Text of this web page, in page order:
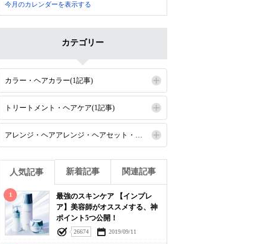
今月のカレンダーを表示する
カテゴリー
カラー・ヘアカラー(1記事)
トリートメント・ヘアケア(1記事)
アレンジ・ヘアアレンジ・ヘアセット・セット(1記事)
人気記事 新着記事 関連記事
1
最強のスキンケア 【インプレ
ア】美容師がオススメする、神
ポイント5つ公開！
26674 2019/09/11